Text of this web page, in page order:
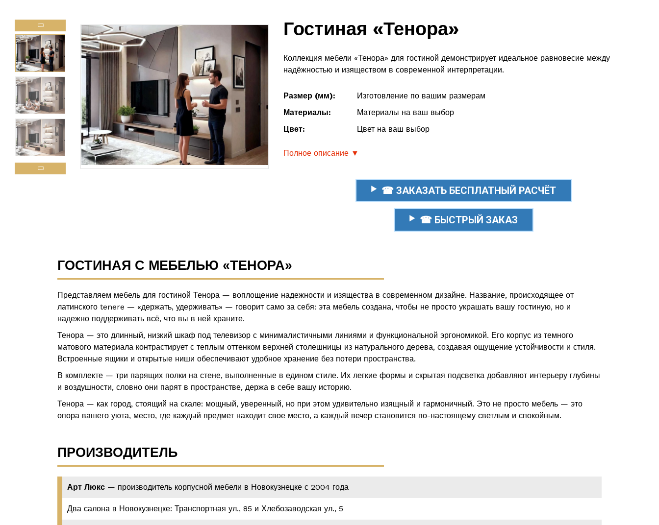
Гостиная «Тенора»
Коллекция мебели «Тенора» для гостиной демонстрирует идеальное равновесие между
надёжностью и изяществом в современной интерпретации.
Размер (мм):
Изготовление по вашим размерам
Материалы:
Материалы на ваш выбор
Цвет:
Цвет на ваш выбор
Полное описание ▼
☎ ЗАКАЗАТЬ БЕСПЛАТНЫЙ РАСЧЁТ
☎ БЫСТРЫЙ ЗАКАЗ
ГОСТИНАЯ С МЕБЕЛЬЮ «ТЕНОРА»
Представляем мебель для гостиной Тенора — воплощение надежности и изящества в современном дизайне. Название, происходящее от
латинского tenere — «держать, удерживать» — говорит само за себя: эта мебель создана, чтобы не просто украшать вашу гостиную, но и
надежно поддерживать всё, что вы в ней храните.
Тенора — это длинный, низкий шкаф под телевизор с минималистичными линиями и функциональной эргономикой. Его корпус из темного
матового материала контрастирует с теплым оттенком верхней столешницы из натурального дерева, создавая ощущение устойчивости и стиля.
Встроенные ящики и открытые ниши обеспечивают удобное хранение без потери пространства.
В комплекте — три парящих полки на стене, выполненные в едином стиле. Их легкие формы и скрытая подсветка добавляют интерьеру глубины
и воздушности, словно они парят в пространстве, держа в себе вашу историю.
Тенора — как город, стоящий на скале: мощный, уверенный, но при этом удивительно изящный и гармоничный. Это не просто мебель — это
опора вашего уюта, место, где каждый предмет находит свое место, а каждый вечер становится по-настоящему светлым и спокойным.
ПРОИЗВОДИТЕЛЬ
Арт Люкс — производитель корпусной мебели в Новокузнецке с 2004 года
Два салона в Новокузнецке: Транспортная ул., 85 и Хлебозаводская ул., 5